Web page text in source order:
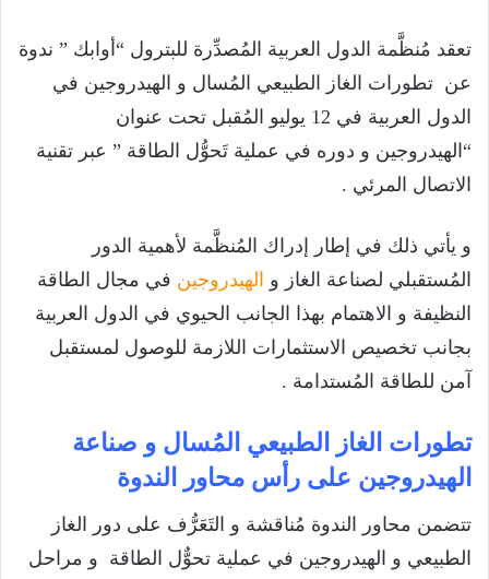
تعقد مُنظَّمة الدول العربية المُصدِّرة للبترول “أوابك ” ندوة
عن تطورات الغاز الطبيعي المُسال و الهيدروجين في
الدول العربية في 12 يوليو المُقبل تحت عنوان
“الهيدروجين و دوره في عملية تَحوُّل الطاقة ” عبر تقنية
الاتصال المرئي .
و يأتي ذلك في إطار إدراك المُنظَّمة لأهمية الدور
المُستقبلي لصناعة الغاز و الهيدروجين في مجال الطاقة
النظيفة و الاهتمام بهذا الجانب الحيوي في الدول العربية
بجانب تخصيص الاستثمارات اللازمة للوصول لمستقبل
آمن للطاقة المُستدامة .
تطورات الغاز الطبيعي المُسال و صناعة
الهيدروجين على رأس محاور الندوة
تتضمن محاور الندوة مُناقشة و التَعَرُّف على دور الغاز
الطبيعي و الهيدروجين في عملية تحوٌّل الطاقة و مراحل